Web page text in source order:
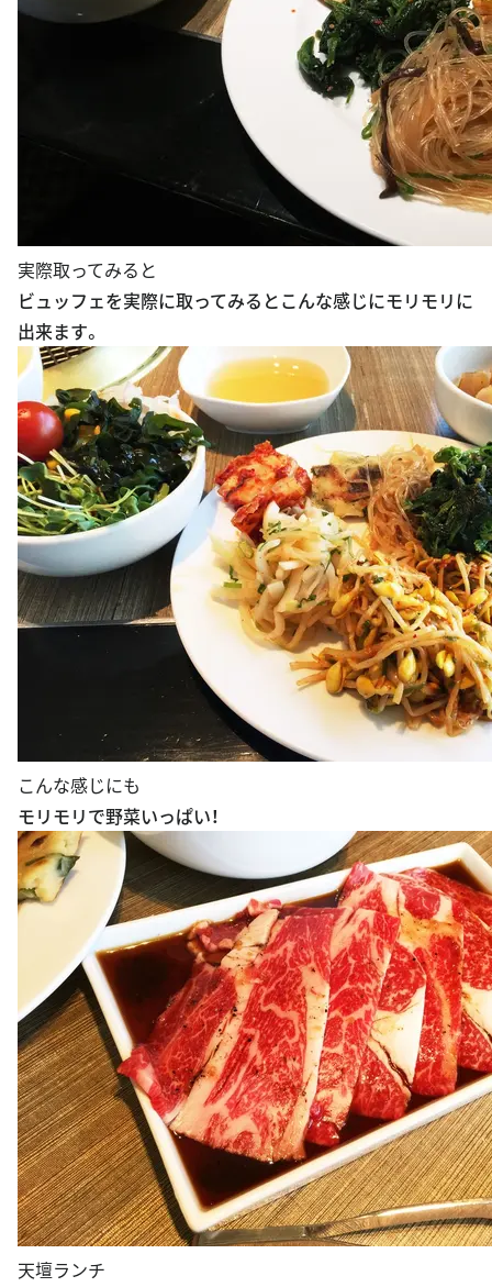
実際取ってみると
ビュッフェを実際に取ってみるとこんな感じにモリモリに
出来ます。
こんな感じにも
モリモリで野菜いっぱい！
天壇ランチ